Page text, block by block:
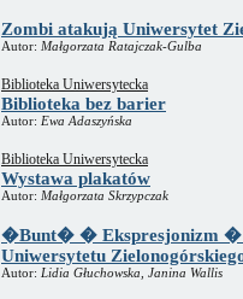
Zombi atakują Uniwersytet
Autor: Małgorzata Ratajczak-Gulba
Biblioteka Uniwersytecka
Biblioteka bez barier
Autor: Ewa Adaszyńska
Biblioteka Uniwersytecka
Wystawa plakatów
Autor: Małgorzata Skrzypczak
�Bunt� � Ekspresjonizm �
Uniwersytetu
Autor: Lidia Głuchowska, Janina Wallis